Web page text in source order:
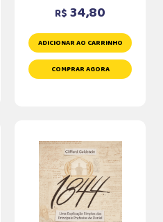
R$ 34,80
ADICIONAR AO CARRINHO
COMPRAR AGORA